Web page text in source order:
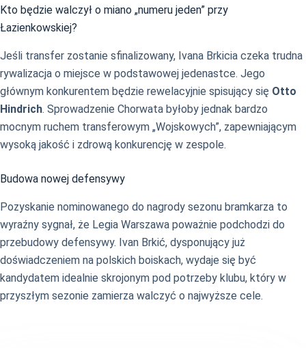
Kto będzie walczył o miano „numeru jeden” przy
Łazienkowskiej?
Jeśli transfer zostanie sfinalizowany, Ivana Brkicia czeka trudna
rywalizacja o miejsce w podstawowej jedenastce. Jego
głównym konkurentem będzie rewelacyjnie spisujący się Otto
Hindrich. Sprowadzenie Chorwata byłoby jednak bardzo
mocnym ruchem transferowym „Wojskowych”, zapewniającym
wysoką jakość i zdrową konkurencję w zespole.
Budowa nowej defensywy
Pozyskanie nominowanego do nagrody sezonu bramkarza to
wyraźny sygnał, że Legia Warszawa poważnie podchodzi do
przebudowy defensywy. Ivan Brkić, dysponujący już
doświadczeniem na polskich boiskach, wydaje się być
kandydatem idealnie skrojonym pod potrzeby klubu, który w
przyszłym sezonie zamierza walczyć o najwyższe cele.